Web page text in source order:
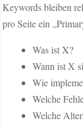
Keywords bleiben
pro Seite ein
Was ist X?
Wann ist X
Wie
Welche
Welche